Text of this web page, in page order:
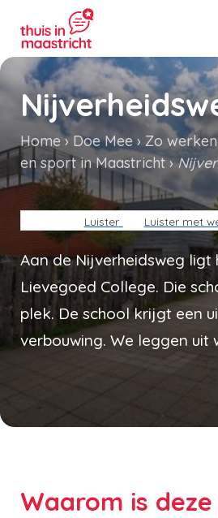
Kruimelpad
Home Doe Mee
Zo
en sport in Maastricht
Luister Luister met
Aan de Nijverheidsweg ligt
Lievegoed College. Die
plek. De school krijgt een
verbouwing. We leggen uit
Waarom is